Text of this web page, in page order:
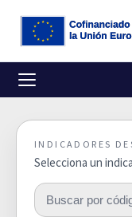
INDICADORES
Selecciona un